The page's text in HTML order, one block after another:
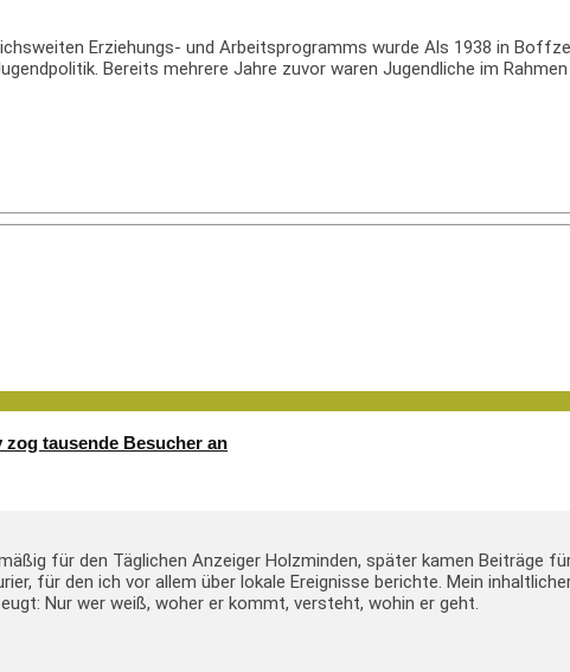
Erziehungs- und Arbeitsprogramms wurde Als 1938 in
Bereits mehrere Jahre zuvor waren Jugendliche im
tausende Besucher an
für den Täglichen Anzeiger Holzminden, später kamen
für den ich vor allem über lokale Ereignisse berichte. Mein
Nur wer weiß, woher er kommt, versteht, wohin er geht.